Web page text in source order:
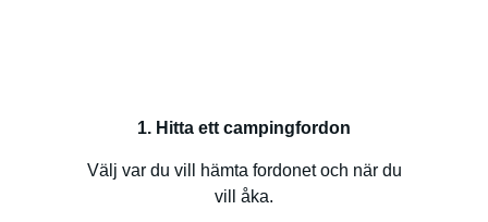
1. Hitta ett campingfordon
Välj var du vill hämta fordonet och när du
vill åka.